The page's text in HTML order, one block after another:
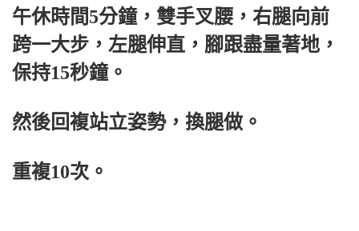
午休時間5分鐘，雙手叉腰，右腿向前
跨一大步，左腿伸直，腳跟盡量著地，
保持15秒鐘。
然後回複站立姿勢，換腿做。
重複10次。